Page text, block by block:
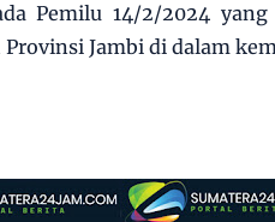
Pemilu 14/2/2024
Jambi di dalam